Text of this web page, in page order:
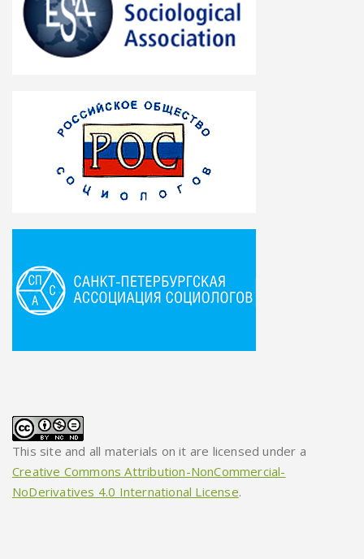
This site and all materials on it are licensed under a
Creative Commons Attribution-NonCommercial-
NoDerivatives 4.0 International License.